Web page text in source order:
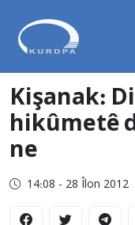
Kişanak:
hikûmetê
ne
14:08 - 28 Îlon 2012